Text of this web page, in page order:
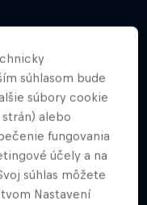
súhlasom bude
súbory cookie
alebo
fungovania
účely a na
súhlas môžete
Nastavení